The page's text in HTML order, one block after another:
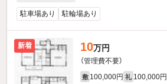
駐車場あり 駐輪場あり
新着 10万円
（管理費不要）
敷 100,000円 礼 100,000円